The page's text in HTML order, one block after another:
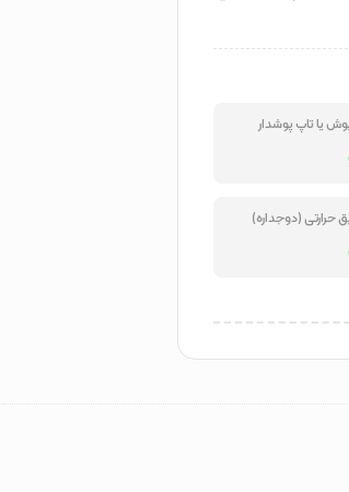
یا تاپ پوشدار
حرارتی (دوجداره)